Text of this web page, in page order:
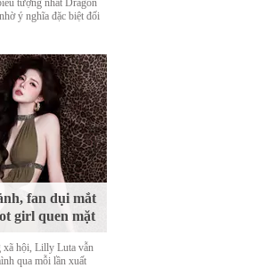
tượng nhất Dragon
ý nghĩa đặc biệt đối
fan dụi mắt
girl quen mặt
xã hội, Lilly Luta vẫn
qua mỗi lần xuất